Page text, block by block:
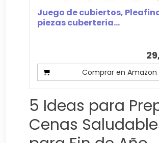
Juego de cubiertos,
piezas cuberteria...
Comprar en Amazon
5 Ideas para
Cenas